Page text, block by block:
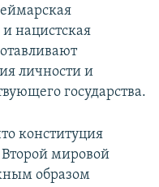
и нацистская
личности и
государства.
конституция
мировой
образом